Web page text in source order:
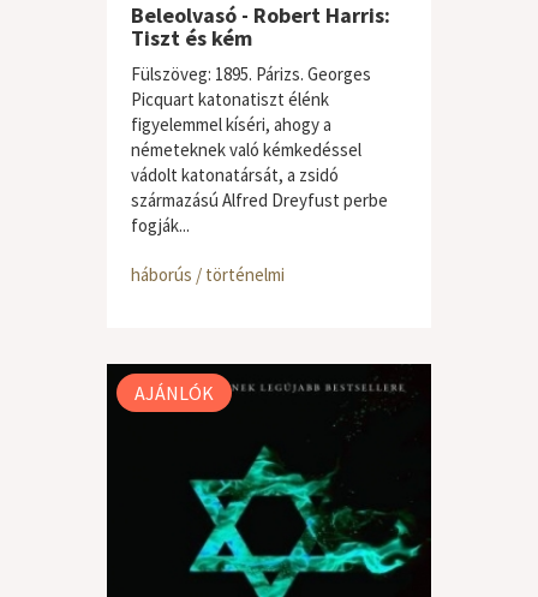
Beleolvasó - Robert Harris:
Tiszt és kém
Fülszöveg: 1895. Párizs. Georges
Picquart katonatiszt élénk
figyelemmel kíséri, ahogy a
németeknek való kémkedéssel
vádolt katonatársát, a zsidó
származású Alfred Dreyfust perbe
fogják...
háborús / történelmi
AJÁNLÓK